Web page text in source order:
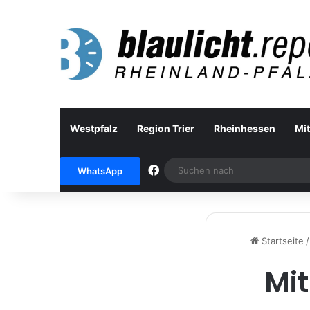
Westpfalz Region Trier Rheinhessen
WhatsApp Facebook
Startseite /